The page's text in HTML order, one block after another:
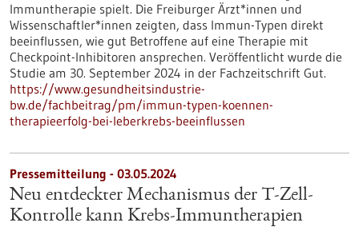
Immuntherapie spielt. Die Freiburger Ärzt*innen und
Wissenschaftler*innen zeigten, dass Immun-Typen direkt
beeinflussen, wie gut Betroffene auf eine Therapie mit
Checkpoint-Inhibitoren ansprechen. Veröffentlicht wurde die
Studie am 30. September 2024 in der Fachzeitschrift Gut.
https://www.gesundheitsindustrie-
bw.de/fachbeitrag/pm/immun-typen-koennen-
therapieerfolg-bei-leberkrebs-beeinflussen
Pressemitteilung - 03.05.2024
Neu entdeckter Mechanismus der T-Zell-
Kontrolle kann Krebs-Immuntherapien